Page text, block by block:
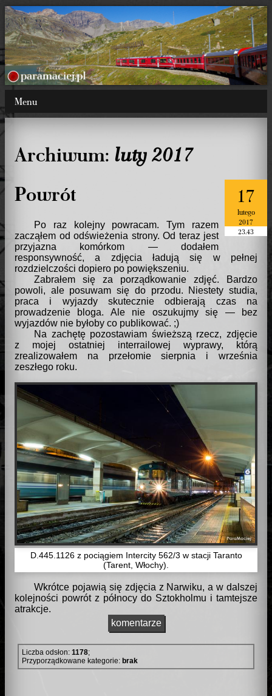
Menu
Archiwum: luty 2017
17
lutego
2017
23.43
Powrót
Po raz kolejny powracam. Tym razem
zacząłem od odświeżenia strony. Od teraz jest
przyjazna komórkom — dodałem
responsywność, a zdjęcia ładują się w pełnej
rozdzielczości dopiero po powiększeniu.
Zabrałem się za porządkowanie zdjęć. Bardzo
powoli, ale posuwam się do przodu. Niestety studia,
praca i wyjazdy skutecznie odbierają czas na
prowadzenie bloga. Ale nie oszukujmy się — bez
wyjazdów nie byłoby co publikować. ;)
Na zachętę pozostawiam świeższą rzecz, zdjęcie
z mojej ostatniej interrailowej wyprawy, którą
zrealizowałem na przełomie sierpnia i września
zeszłego roku.
D.445.1126 z pociągiem Intercity 562/3 w stacji Taranto
(Tarent, Włochy).
Wkrótce pojawią się zdjęcia z Narwiku, a w dalszej
kolejności powrót z północy do Sztokholmu i tamtejsze
atrakcje.
komentarze
Liczba odsłon: 1178;
Przyporządkowane kategorie: brak